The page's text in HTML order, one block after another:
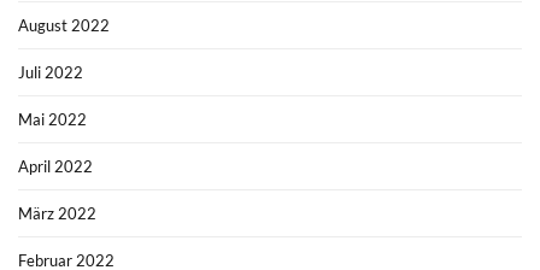
August 2022
Juli 2022
Mai 2022
April 2022
März 2022
Februar 2022